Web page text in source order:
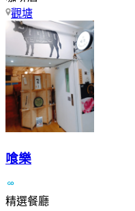
觀塘
喰樂
精選餐廳